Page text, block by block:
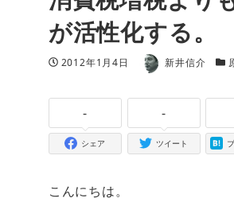
が活性化する。
投稿日
2012年1月4日 著者 新井信介 カ
-
シェア
-
ツイート
こんにちは。